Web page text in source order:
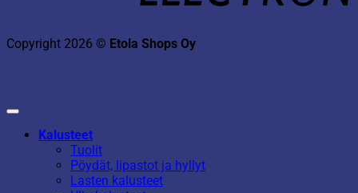
Copyright 2026 © Etola Shops Oy
Kalusteet
Tuolit
Pöydät, lipastot ja hyllyt
Lasten kalusteet